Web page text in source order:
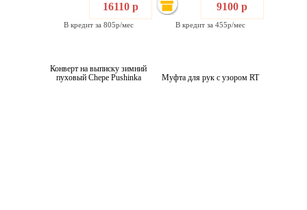
16110 р
В кредит за 805р/мес
9100 р
В кредит за 455р/мес
Конверт на выписку зимний
пуховый Chepe Pushinka
Муфта для рук с узором RT